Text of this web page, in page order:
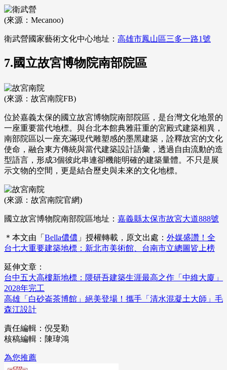
(來源：Mecanoo)
衛武營國家藝術文化中心地址： 高雄市鳳山區三多一路1號
7.國立故宮博物院南部院區
(來源：故宮南院FB)
位於嘉義太保的國立故宮博物院南部院區，是台灣文化地景的
一座重要當代地標。與台北本館典雅莊重的宮殿式建築相異，
南部院區以一座充滿現代雕塑感的墨黑建築，詮釋故宮的文化
使命，融合東方傳統與當代建築設計語彙，透過自由流動的造
型語言，形成3個彼此串連卻機能明確的建築量體。不只是展
示文物的空間，更是結合歷史與未來的文化地標。
(來源：故宮南院官網)
國立故宮博物院南部院區地址： 嘉義縣太保市故宮大道888號
＊本文由「 Bella儂儂 」授權轉載，原文出處： 外媒盛讚！全
台七大重要建築地標：新北市美術館、台南市立總圖皆上榜
延伸文章：
台中五大高樓新地標：隈研吾建築生涯最高之作「中維大廈」
2028年完工
高雄「白砂崙茶博館」絕美登場！攜手「清水混凝土大師」毛
森江設計
責任編輯：倪旻勤
核稿編輯：陳瑋鴻
為您推薦